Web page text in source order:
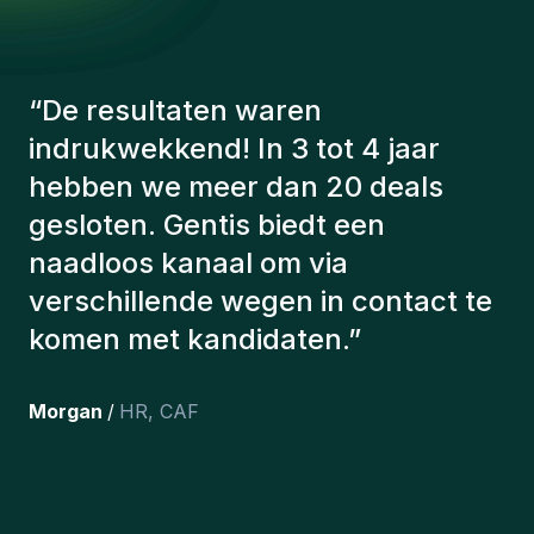
“De consultants van Gentis
hebben altijd rekening gehouden
met een aantal factoren om ons de
juiste kandidaten voor te stellen.
De kandidaten die we hebben
aangeworven, werken nog steeds
bij ons en persoonlijk ben ik erg
team hebben opgenomen.